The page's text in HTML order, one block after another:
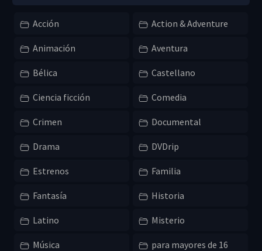
Acción Action & Adventure
Animación Aventura
Bélica Castellano
Ciencia ficción Comedia
Crimen Documental
Drama DVDrip
Estrenos Familia
Fantasía Historia
Latino Misterio
Música para mayores de 16